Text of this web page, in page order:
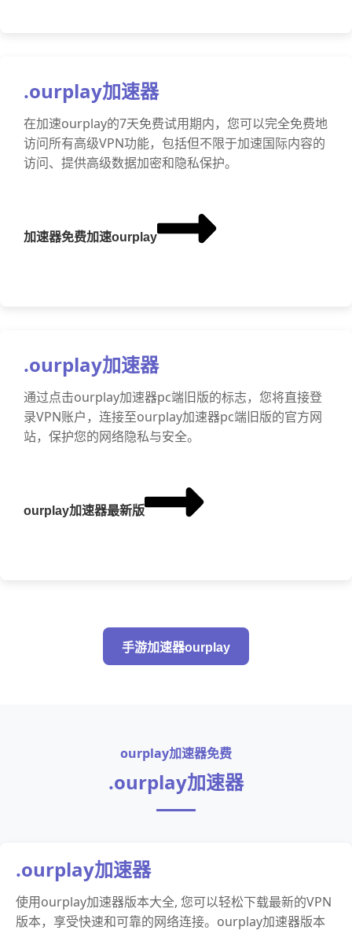
.ourplay加速器
在加速ourplay的7天免费试用期内，您可以完全免费地
访问所有高级VPN功能，包括但不限于加速国际内容的
访问、提供高级数据加密和隐私保护。
加速器免费加速ourplay
.ourplay加速器
通过点击ourplay加速器pc端旧版的标志，您将直接登
录VPN账户，连接至ourplay加速器pc端旧版的官方网
站，保护您的网络隐私与安全。
ourplay加速器最新版
手游加速器ourplay
ourplay加速器免费
.ourplay加速器
.ourplay加速器
使用ourplay加速器版本大全, 您可以轻松下载最新的VPN
版本，享受快速和可靠的网络连接。ourplay加速器版本